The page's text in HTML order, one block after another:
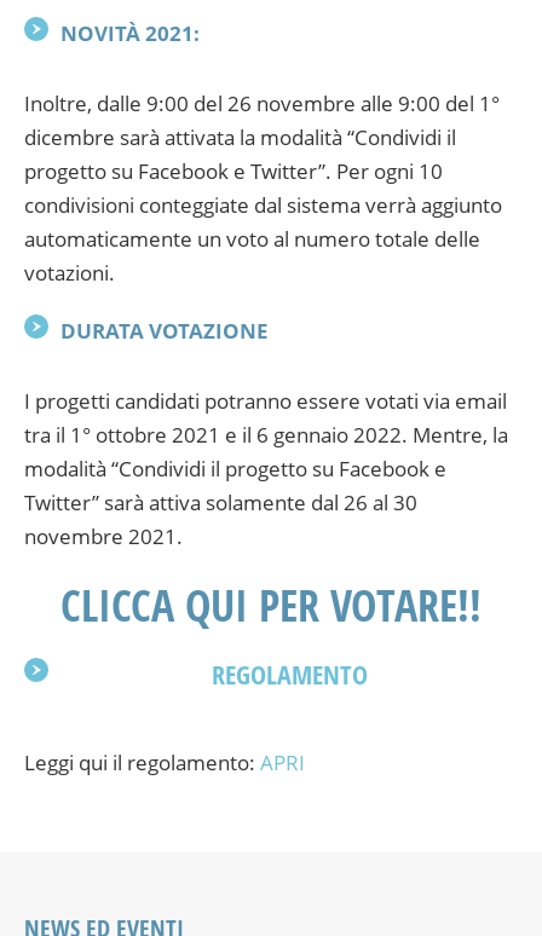
NOVITÀ 2021:
Inoltre, dalle 9:00 del 26 novembre alle 9:00 del 1°
dicembre sarà attivata la modalità “Condividi il
progetto su Facebook e Twitter”. Per ogni 10
condivisioni conteggiate dal sistema verrà aggiunto
automaticamente un voto al numero totale delle
votazioni.
DURATA VOTAZIONE
I progetti candidati potranno essere votati via email
tra il 1° ottobre 2021 e il 6 gennaio 2022. Mentre, la
modalità “Condividi il progetto su Facebook e
Twitter” sarà attiva solamente dal 26 al 30
novembre 2021.
CLICCA QUI PER VOTARE!!
REGOLAMENTO
Leggi qui il regolamento: APRI
NEWS ED EVENTI